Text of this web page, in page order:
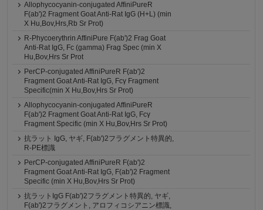
Allophycocyanin-conjugated AffiniPureR
F(ab')2 Fragment Goat Anti-Rat IgG (H+L) (min
X Hu,Bov,Hrs,Rb Sr Prot)
R-Phycoerythrin AffiniPure F(ab')2 Frag Goat
Anti-Rat IgG, Fc (gamma) Frag Spec (min X
Hu,Bov,Hrs Sr Prot
PerCP-conjugated AffiniPureR F(ab')2
Fragment Goat Anti-Rat IgG, Fcγ Fragment
Specific(min X Hu,Bov,Hrs Sr Prot)
Allophycocyanin-conjugated AffiniPureR
F(ab')2 Fragment Goat Anti-Rat IgG, Fcγ
Fragment Specific (min X Hu,Bov,Hrs Sr Prot)
抗ラット IgG, ヤギ, F(ab')2フラグメント特異的,
R-PE標識
PerCP-conjugated AffiniPureR F(ab')2
Fragment Goat Anti-Rat IgG, F(ab')2 Fragment
Specific (min X Hu,Bov,Hrs Sr Prot)
抗ラットIgG F(ab')2フラグメント特異的, ヤギ,
F(ab')2フラグメント, アロフィコシアニン標識,